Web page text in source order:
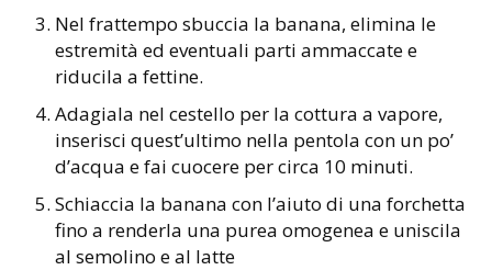
Nel frattempo sbuccia la banana, elimina le
estremità ed eventuali parti ammaccate e
riducila a fettine.
Adagiala nel cestello per la cottura a vapore,
inserisci quest’ultimo nella pentola con un po’
d’acqua e fai cuocere per circa 10 minuti.
Schiaccia la banana con l’aiuto di una forchetta
fino a renderla una purea omogenea e uniscila
al semolino e al latte